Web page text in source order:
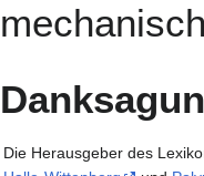
Die Herausgeber des